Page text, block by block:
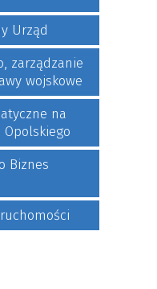
Urząd
zarządzanie
wojskowe
na
Biznes